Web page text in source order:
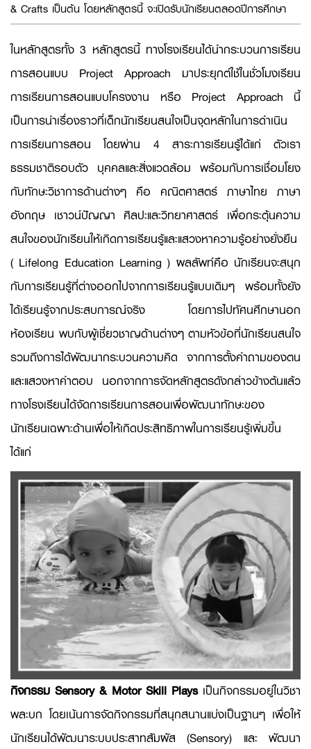
& Crafts เป็นต้น โดยหลักสูตรนี้ จะเปิดรับนักเรียนตลอดปีการศึกษา
ในหลักสูตรทั้ง 3 หลักสูตรนี้ ทางโรงเรียนได้นำกระบวนการเรียน
การสอนแบบ Project Approach มาประยุกต์ใช้ในชั่วโมงเรียน
การเรียนการสอนแบบโครงงาน หรือ Project Approach นี้
เป็นการนำเรื่องราวที่เด็กนักเรียนสนใจเป็นจุดหลักในการดำเนิน
การเรียนการสอน โดยผ่าน 4 สาระการเรียนรู้ได้แก่ ตัวเรา
ธรรมชาติรอบตัว บุคคลและสิ่งแวดล้อม พร้อมกับการเชื่อมโยง
กับทักษะวิชาการด้านต่างๆ คือ คณิตศาสตร์ ภาษาไทย ภาษา
อังกฤษ เชาวน์ปัญญา ศิลปะและวิทยาศาสตร์ เพื่อกระตุ้นความ
สนใจของนักเรียนให้เกิดการเรียนรู้และแสวงหาความรู้อย่างยั่งยืน
( Lifelong Education Learning ) ผลลัพท์คือ นักเรียนจะสนุก
กับการเรียนรู้ที่ต่างออกไปจากการเรียนรู้แบบเดิมๆ พร้อมทั้งยัง
ได้เรียนรู้จากประสบการณ์จริง โดยการไปทัศนศึกษานอก
ห้องเรียน พบกับผู้เชี่ยวชาญด้านต่างๆ ตามหัวข้อที่นักเรียนสนใจ
รวมถึงการได้พัฒนากระบวนความคิด จากการตั้งคำถามของตน
และแสวงหาคำตอบ นอกจากการจัดหลักสูตรดังกล่าวข้างต้นแล้ว
ทางโรงเรียนได้จัดการเรียนการสอนเพื่อพัฒนาทักษะของ
นักเรียนเฉพาะด้านเพื่อให้เกิดประสิทธิภาพในการเรียนรู้เพิ่มขึ้น
ได้แก่
กิจกรรม Sensory & Motor Skill Playsเป็นกิจกรรมอยู่ในวิชา
พละบก โดยเน้นการจัดกิจกรรมที่สนุกสนานแบ่งเป็นฐานๆ เพื่อให้
นักเรียนได้พัฒนาระบบประสาทสัมผัส (Sensory) และ พัฒนา